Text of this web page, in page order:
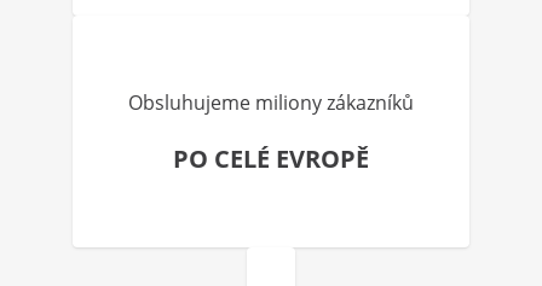
Obsluhujeme miliony zákazníků
PO CELÉ EVROPĚ